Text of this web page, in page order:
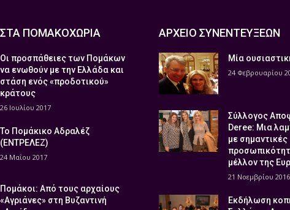
ΠΟΜΑΚΟΧΩΡΙΑ
Οι προσπάθειες των Πομάκων
να ενωθούν με την Ελλάδα και
στάση ενός «προδοτικού»
κράτους
26 Ιουλίου 2017
Το Πομάκικο Αδραλέζ
(ΕΝΤΡΕΛΕΖ)
24 Μαΐου 2017
Πομάκοι: Από τους αρχαίους
«Αγριάνες» στη Βυζαντινή
ΑΡΧΕΙΟ ΣΥΝΕΝΤΕΥΞΕΩΝ
Μία
24 Φεβρουαρίου
Σύλλογος
Deree: Μια
με σημαντικές
μέλλον της
21 Νοεμβρίου 2016
Εκδήλωση